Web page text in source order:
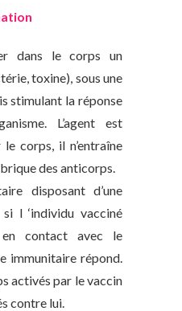
dans le corps un
toxine), sous une
stimulant la réponse
L’agent est
corps, il n’entraîne
des anticorps.
disposant d’une
l ‘individu vacciné
contact avec le
immunitaire répond.
activés par le vaccin
contre lui.